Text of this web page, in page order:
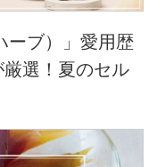
ーブ）」愛用歴
選！夏のセル